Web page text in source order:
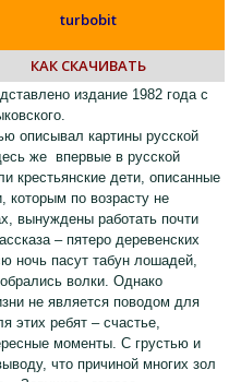
turbobit
КАК СКАЧИВАТЬ
издание 1982 года с
описывал картины русской
же впервые в русской
крестьянские дети, описанные
которым по возрасту не
вынуждены работать почти
– пятеро деревенских
ночь пасут табун лошадей,
волки. Однако
не является поводом для
этих ребят – счастье,
моменты. С грустью и
что причиной многих зол